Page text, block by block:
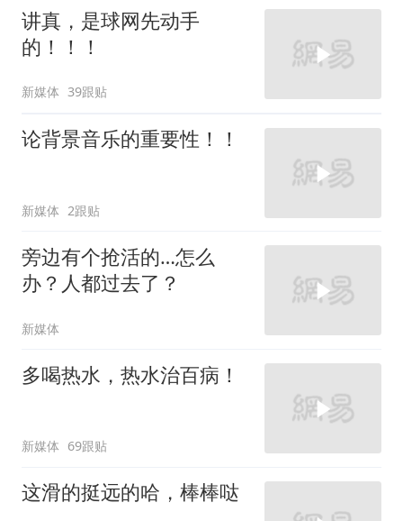
讲真，是球网先动手
的！！！
新媒体 39跟贴
论背景音乐的重要性！！
新媒体 2跟贴
旁边有个抢活的…怎么
办？人都过去了？
新媒体
多喝热水，热水治百病！
新媒体 69跟贴
这滑的挺远的哈，棒棒哒